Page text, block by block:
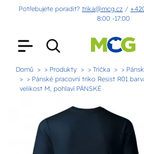
Potřebujete poradit? trika@mcg.cz /
8:00 -17:00
Domů > Produkty > Trička
>
> Pánské pracovní triko Resist R01
velikost M, pohlaví PÁNSKÉ